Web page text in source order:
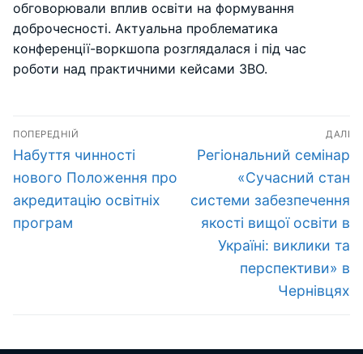
обговорювали вплив освіти на формування
доброчесності. Актуальна проблематика
конференції-воркшопа розглядалася і під час
роботи над практичними кейсами ЗВО.
Навігація
записів
ПОПЕРЕДНІЙ
Попередній
запис:
Набуття чинності
нового Положення про
акредитацію освітніх
програм
ДАЛІ
Наступний
Регіональний семінар
«Cучасний стан
системи забезпечення
якості вищої освіти в
Україні: виклики та
перспективи» в
Чернівцях